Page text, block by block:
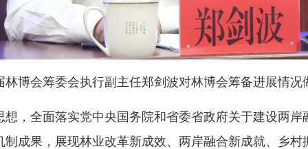
会筹委会执行副主任郑剑波对林博会筹备进展情况
全面落实党中央国务院和省委省政府关于建设两岸
成果，展现林业改革新成效、两岸融合新成就、乡